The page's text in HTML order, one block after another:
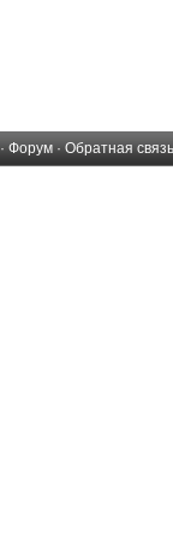
· Форум · Обратная связь